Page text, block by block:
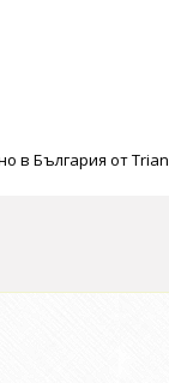
в България от